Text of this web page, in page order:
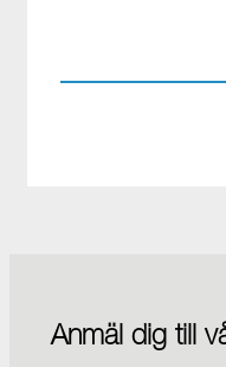
Anmäl dig till